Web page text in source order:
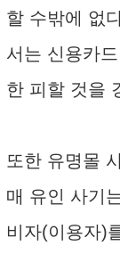
할 수밖에 없
서는 신용카
한 피할 것을
또한 유명몰
매 유인 사기
비자(이용자)